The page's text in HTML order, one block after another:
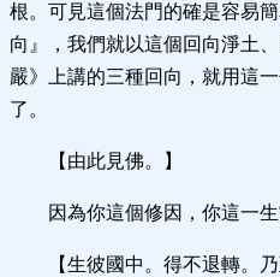
根。可見這個法門的確是容易
向』，我們就以這個回向淨土
嚴》上講的三種回向，就用這
了。
【由此見佛。】
因為你這個修因，你這一生
【生彼國中。得不退轉。